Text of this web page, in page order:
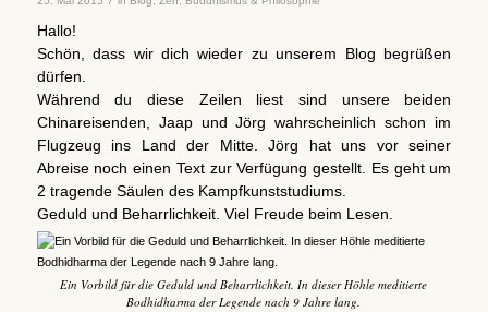
Hallo!
Schön, dass wir dich wieder zu unserem Blog begrüßen
dürfen.
Während du diese Zeilen liest sind unsere beiden
Chinareisenden, Jaap und Jörg wahrscheinlich schon im
Flugzeug ins Land der Mitte. Jörg hat uns vor seiner
Abreise noch einen Text zur Verfügung gestellt. Es geht um
2 tragende Säulen des Kampfkunststudiums.
Geduld und Beharrlichkeit. Viel Freude beim Lesen.
Ein Vorbild für die Geduld und Beharrlichkeit. In dieser Höhle meditierte
Bodhidharma der Legende nach 9 Jahre lang.